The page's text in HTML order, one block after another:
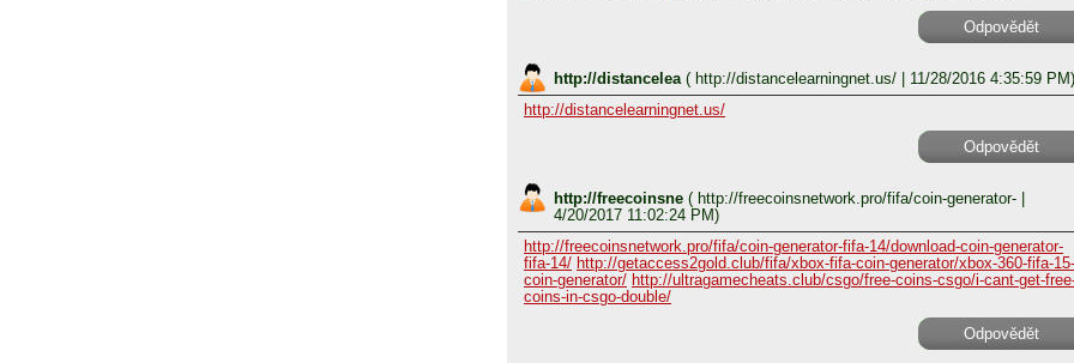
Odpovědět
http://distancelea ( http://distancelearningnet.us/
| 11/28/2016 4:35:59 PM)
http://distancelearningnet.us/
Odpovědět
http://freecoinsne ( http://freecoinsnetwork.pro/fifa/coin-generator-
4/20/2017 11:02:24 PM)
http://freecoinsnetwork.pro/fifa/coin-generator-fifa-14/download-coin-generator-
fifa-14/ http://getaccess2gold.club/fifa/xbox-fifa-coin-generator/xbox-360-fifa-15-
coin-generator/ http://ultragamecheats.club/csgo/free-coins-csgo/i-cant-get-
coins-in-csgo-double/
Odpovědět